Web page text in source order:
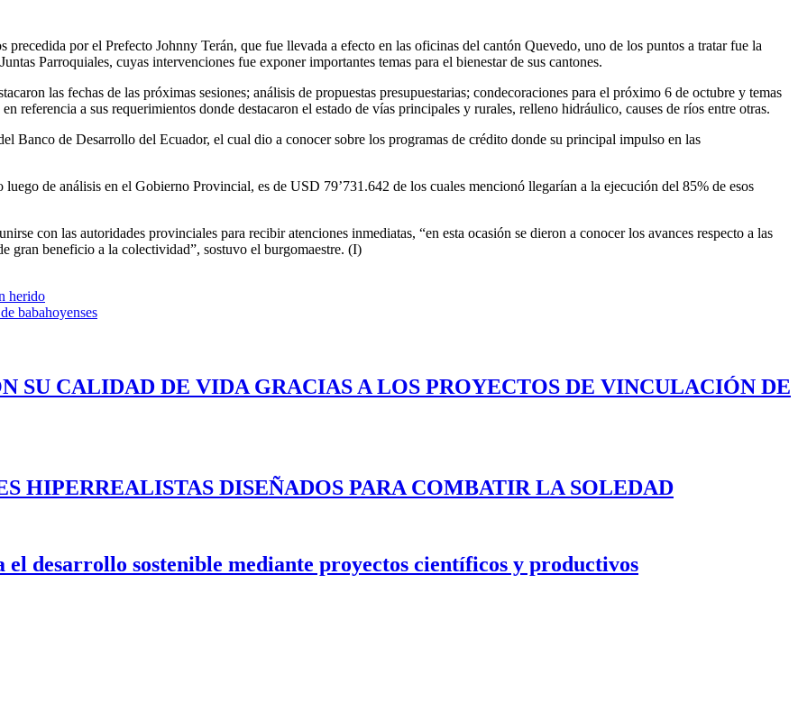
por el Prefecto Johnny Terán, que fue llevada a efecto en las oficinas del cantón Quevedo, uno de los puntos a tratar fue la
Parroquiales, cuyas intervenciones fue exponer importantes temas para el bienestar de sus cantones.
las fechas de las próximas sesiones; análisis de propuestas presupuestarias; condecoraciones para el próximo 6 de octubre y temas
referencia a sus requerimientos donde destacaron el estado de vías principales y rurales, relleno hidráulico, causes de ríos entre otras.
Banco de Desarrollo del Ecuador, el cual dio a conocer sobre los programas de crédito donde su principal impulso en las
de análisis en el Gobierno Provincial, es de USD 79’731.642 de los cuales mencionó llegarían a la ejecución del 85% de esos
con las autoridades provinciales para recibir atenciones inmediatas, “en esta ocasión se dieron a conocer los avances respecto a las
gran beneficio a la colectividad”, sostuvo el burgomaestre. (I)
herido
babahoyenses
SU CALIDAD DE VIDA GRACIAS A LOS PROYECTOS DE VINCULACIÓN DE
HIPERREALISTAS DISEÑADOS PARA COMBATIR LA SOLEDAD
desarrollo sostenible mediante proyectos científicos y productivos